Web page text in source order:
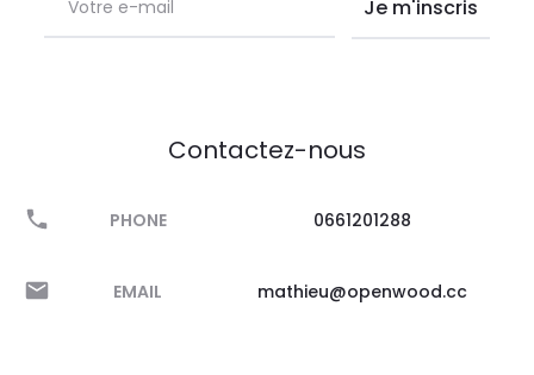
Contactez-nous
PHONE 0661201288
EMAIL mathieu@openwood.cc